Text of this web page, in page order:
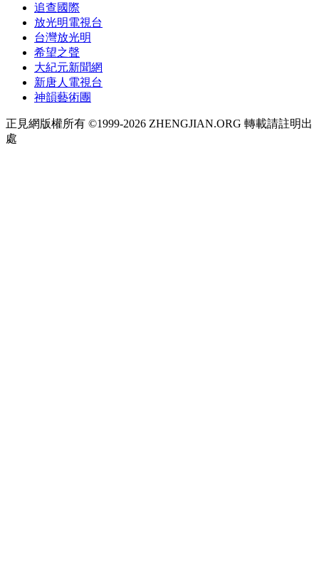
追查國際
放光明電視台
台灣放光明
希望之聲
大紀元新聞網
新唐人電視台
神韻藝術團
正見網版權所有 ©1999-2026 ZHENGJIAN.ORG 轉載請註明出
處